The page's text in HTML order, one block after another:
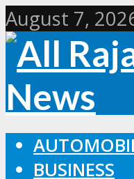
August 7,
BUSINESS